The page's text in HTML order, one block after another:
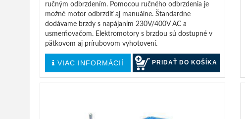
ručným odbrzdením. Pomocou ručného odbrzdenia je
možné motor odbrzdiť aj manuálne. Štandardne
dodávame brzdy s napájaním 230V/400V AC a
usmerňovačom. Elektromotory s brzdou sú dostupné v
pätkovom aj prírubovom vyhotovení.
VIAC INFORMÁCIÍ PRIDAŤ DO KOŠÍKA